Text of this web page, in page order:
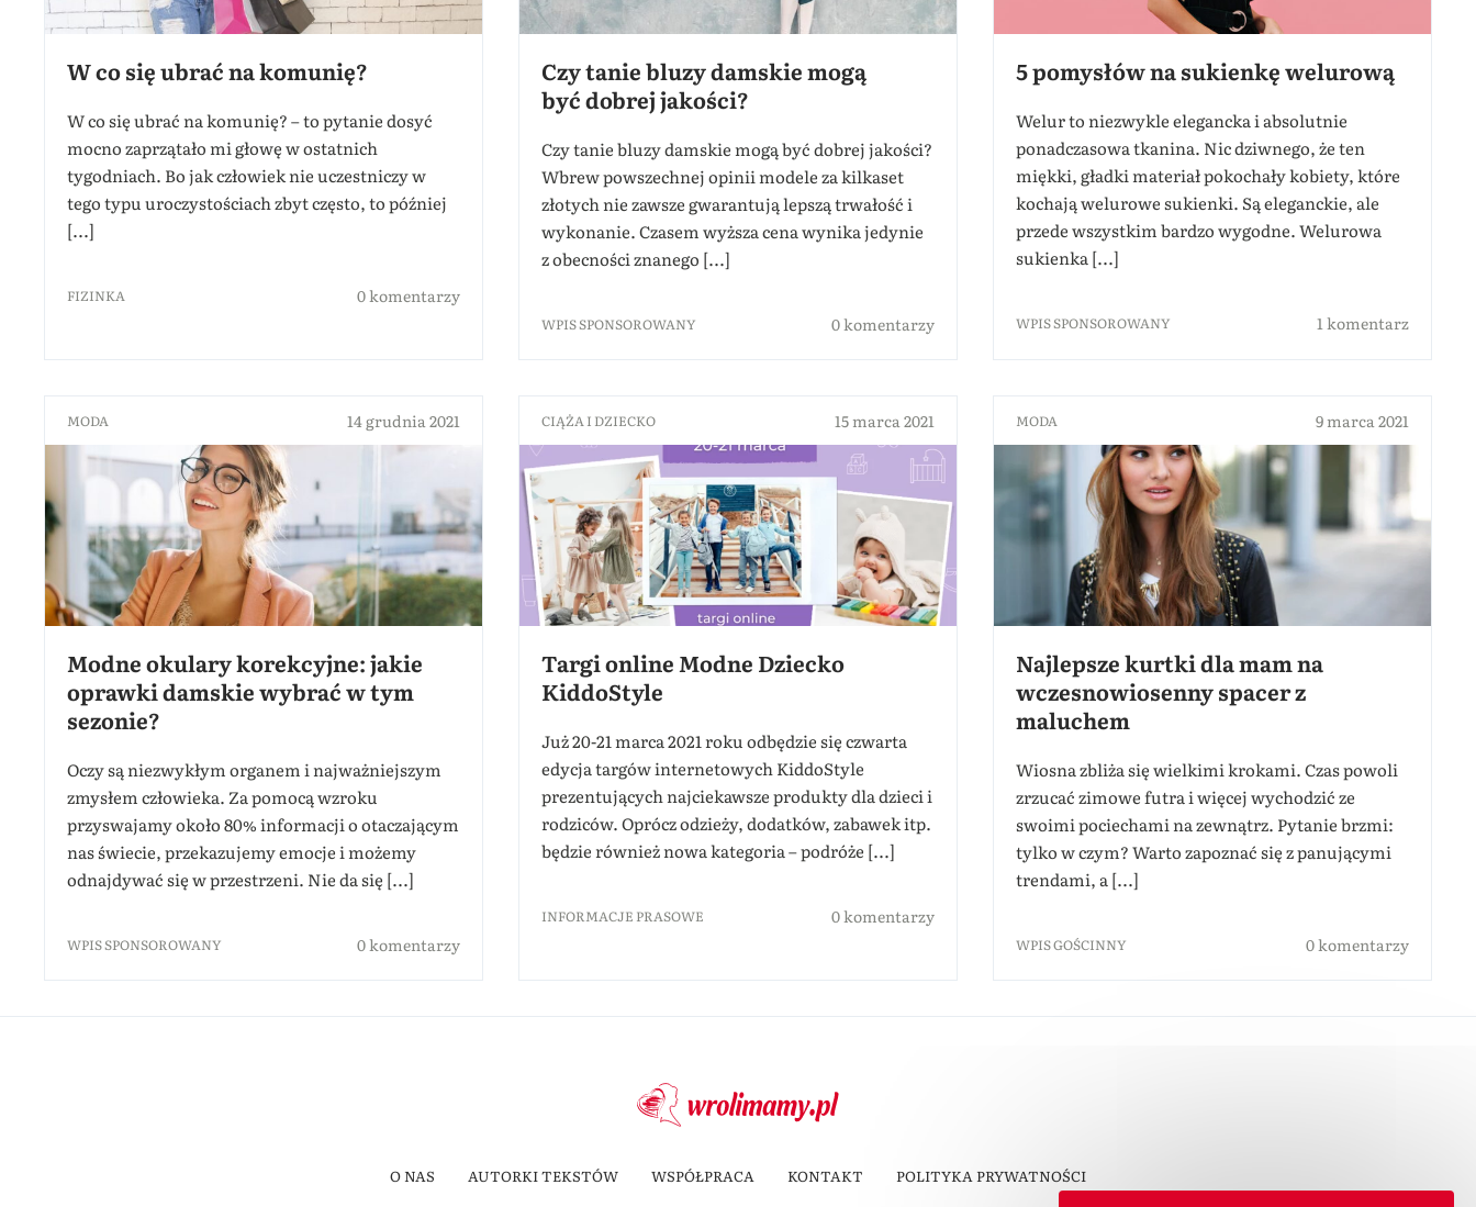
W co się ubrać na komunię?
W co się ubrać na komunię? – to pytanie dosyć
mocno zaprzątało mi głowę w ostatnich
tygodniach. Bo jak człowiek nie uczestniczy w
tego typu uroczystościach zbyt często, to później
[...]
FIZINKA 0 komentarzy
Czy tanie bluzy damskie mogą
być dobrej jakości?
Czy tanie bluzy damskie mogą być dobrej jakości?
Wbrew powszechnej opinii modele za kilkaset
złotych nie zawsze gwarantują lepszą trwałość i
wykonanie. Czasem wyższa cena wynika jedynie
z obecności znanego [...]
WPIS SPONSOROWANY 0 komentarzy
5 pomysłów na sukienkę welurową
Welur to niezwykle elegancka i absolutnie
ponadczasowa tkanina. Nic dziwnego, że ten
miękki, gładki materiał pokochały kobiety, które
kochają welurowe sukienki. Są eleganckie, ale
przede wszystkim bardzo wygodne. Welurowa
sukienka [...]
WPIS SPONSOROWANY 1 komentarz
MODA 14 grudnia 2021
Modne okulary korekcyjne: jakie
oprawki damskie wybrać w tym
sezonie?
Oczy są niezwykłym organem i najważniejszym
zmysłem człowieka. Za pomocą wzroku
przyswajamy około 80% informacji o otaczającym
nas świecie, przekazujemy emocje i możemy
odnajdywać się w przestrzeni. Nie da się [...]
WPIS SPONSOROWANY 0 komentarzy
CIĄŻA I DZIECKO 15 marca 2021
Targi online Modne Dziecko
KiddoStyle
Już 20-21 marca 2021 roku odbędzie się czwarta
edycja targów internetowych KiddoStyle
prezentujących najciekawsze produkty dla dzieci i
rodziców. Oprócz odzieży, dodatków, zabawek itp.
będzie również nowa kategoria – podróże [...]
INFORMACJE PRASOWE 0 komentarzy
MODA 9 marca 2021
Najlepsze kurtki dla mam na
wczesnowiosenny spacer z
maluchem
Wiosna zbliża się wielkimi krokami. Czas powoli
zrzucać zimowe futra i więcej wychodzić ze
swoimi pociechami na zewnątrz. Pytanie brzmi:
tylko w czym? Warto zapoznać się z panującymi
trendami, a [...]
WPIS GOŚCINNY 0 komentarzy
O NAS AUTORKI TEKSTÓW WSPÓŁPRACA KONTAKT POLITYKA PRYWATNOŚCI